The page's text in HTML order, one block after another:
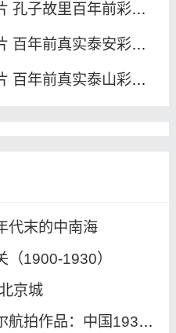
里百年前彩色影像（下）
前真实泰安彩色影像
前真实泰山彩色影像(下)
代末的中南海
1900-1930）
京城
拍作品：中国1930年